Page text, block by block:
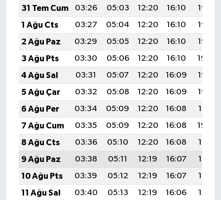
31 Tem Cum
03:26 05:03 12:20 16:10
19:27
1 Ağu Cts
03:27 05:04 12:20 16:10
19:26
2 Ağu Paz
03:29 05:05 12:20 16:10
19:25
3 Ağu Pts
03:30 05:06 12:20 16:10
19:24
4 Ağu Sal
03:31 05:07 12:20 16:09
19:23
5 Ağu Çar
03:32 05:08 12:20 16:09
19:22
6 Ağu Per
03:34 05:09 12:20 16:08
19:21
7 Ağu Cum
03:35 05:09 12:20 16:08
19:20
8 Ağu Cts
03:36 05:10 12:20 16:08
19:19
9 Ağu Paz
03:38 05:11 12:19 16:07
19:18
10 Ağu Pts
03:39 05:12 12:19 16:07
19:16
11 Ağu Sal
03:40 05:13 12:19 16:06
19:15